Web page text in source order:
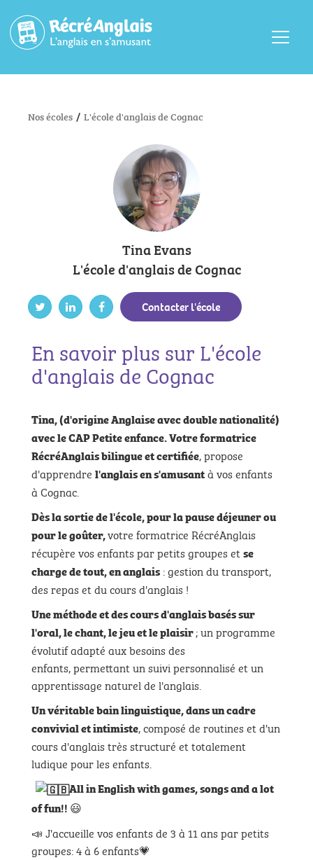
Menu
Nos écoles / L'école d'anglais de Cognac
Tina Evans
L'école d'anglais de Cognac
Contacter l'école
En savoir plus sur L'école
d'anglais de Cognac
Tina, (d'origine Anglaise avec double nationalité)
avec le CAP Petite enfance. Votre formatrice
RécréAnglais bilingue et certifiée, propose
d'apprendre l'anglais en s'amusantà vos enfants
à Cognac.
Dès la sortie de l'école, pour la pause déjeuner ou
pour le goûter,votre formatrice RécréAnglais
récupère vos enfants par petits groupes etse
charge de tout, en anglais : gestion du transport,
des repas et du cours d'anglais !
Une méthode et des cours d'anglais basés sur
l'oral, le chant, le jeu et le plaisir; un programme
évolutif adapté aux besoins des
enfants, permettant un suivi personnalisé et un
apprentissage naturel de l'anglais.
Un véritable bain linguistique,dans un cadre
convivial et intimiste, composé de routines et d'un
cours d'anglais très structuré et totalement
ludique pour les enfants.
All in English with games, songs and a lot
of fun!! 😃
📣 J'accueille vos enfants de 3 à 11 ans par petits
groupes: 4 à 6 enfants💗